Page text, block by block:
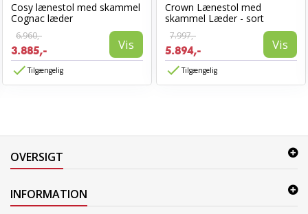
Cosy lænestol med skammel
Cognac læder
6.960,-
3.885,- Vis
Tilgængelig
Crown Lænestol med
skammel Læder - sort
7.997,-
5.894,- Vis
Tilgængelig
OVERSIGT
INFORMATION